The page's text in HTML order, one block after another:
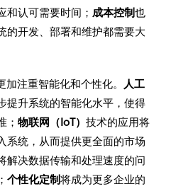
和认可需要时间； 成本控制也
的开发、部署和维护都需要大
加注重智能化和个性化。
人工
提升系统的智能化水平，使得
；物联网（IoT）技术的应用将
系统，从而提供更全面的市场
解决数据传输和处理速度的问
个性化定制将成为更多企业的